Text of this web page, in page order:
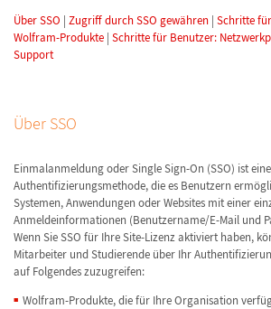
Über SSO | Zugriff durch SSO gewähren | Schritte
Wolfram-Produkte | Schritte für Benutzer:
Support
Über SSO
Einmalanmeldung oder Single Sign-On (SSO) ist eine
Authentifizierungsmethode, die es Benutzern
Systemen, Anwendungen oder Websites mit einer
Anmeldeinformationen (Benutzername/E-Mail und
Wenn Sie SSO für Ihre Site-Lizenz aktiviert haben,
Mitarbeiter und Studierende über Ihr
auf Folgendes zuzugreifen:
Wolfram-Produkte, die für Ihre Organisation